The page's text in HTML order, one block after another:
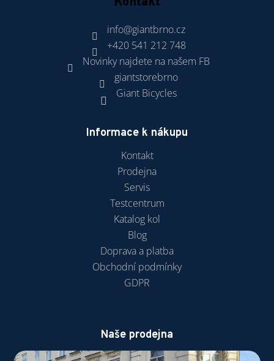
info@giantbrno.cz
+420 541 212 748
Novinky najdete na našem FB
giantstorebrno
Giant Bicycles
Informace k nákupu
Kontakt
Prodejna
Servis
Testcentrum
Katalog kol
Blog
Doprava a platba
Obchodní podmínky
GDPR
Naše prodejna